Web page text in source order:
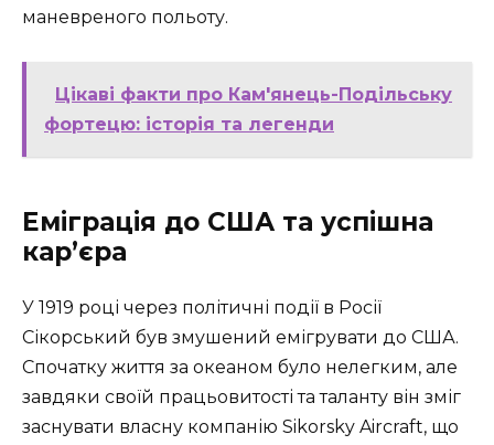
маневреного польоту.
Цікаві факти про Кам'янець-Подільську
фортецю: історія та легенди
Еміграція до США та успішна
кар’єра
У 1919 році через політичні події в Росії
Сікорський був змушений емігрувати до США.
Спочатку життя за океаном було нелегким, але
завдяки своїй працьовитості та таланту він зміг
заснувати власну компанію Sikorsky Aircraft, що